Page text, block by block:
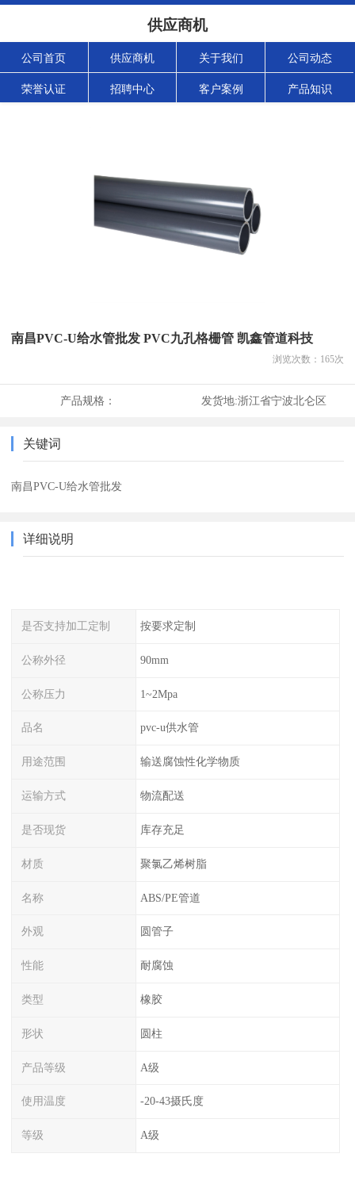
供应商机
公司首页 供应商机 关于我们 公司动态
荣誉认证 招聘中心 客户案例 产品知识
南昌PVC-U给水管批发 PVC九孔格栅管 凯鑫管道科技
浏览次数： 165次
产品规格： 发货地:浙江省宁波北仑区
关键词
南昌PVC-U给水管批发
详细说明
是否支持加工定制 按要求定制
公称外径 90mm
公称压力 1~2Mpa
品名 pvc-u供水管
用途范围 输送腐蚀性化学物质
运输方式 物流配送
是否现货 库存充足
材质 聚氯乙烯树脂
名称 ABS/PE管道
外观 圆管子
性能 耐腐蚀
类型 橡胶
形状 圆柱
产品等级 A级
使用温度 -20-43摄氏度
等级 A级